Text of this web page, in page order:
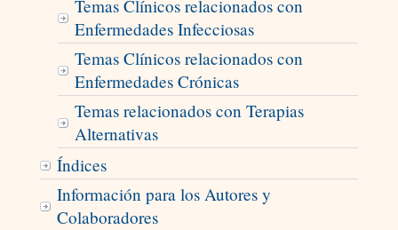
Temas Clínicos relacionados con
Enfermedades Infecciosas
Temas Clínicos relacionados con
Enfermedades Crónicas
Temas relacionados con Terapias
Alternativas
Índices
Información para los Autores y
Colaboradores